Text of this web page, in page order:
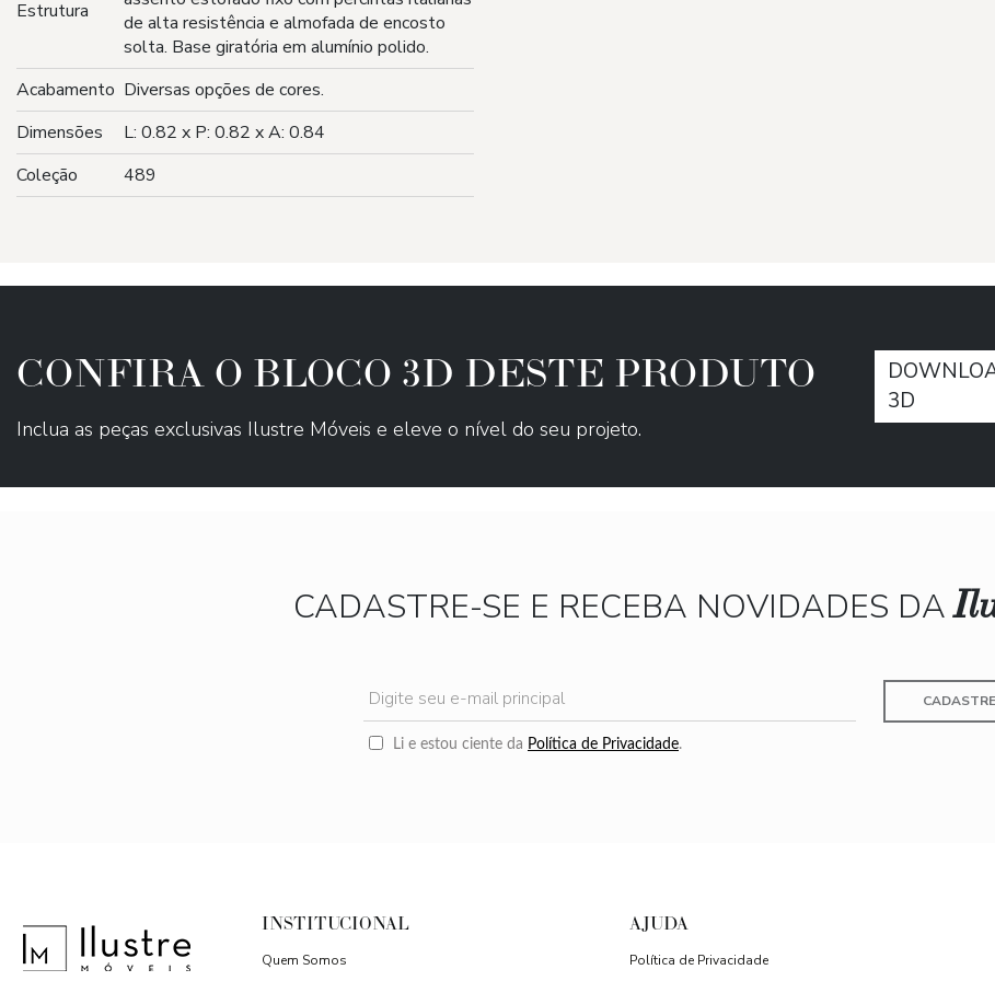
Estrutura
de alta resistência e almofada de encosto
solta. Base giratória em alumínio polido.
Acabamento Diversas opções de cores.
Dimensões
L: 0.82 x P: 0.82 x A: 0.84
Coleção
489
CONFIRA O BLOCO 3D DESTE PRODUTO
Inclua as peças exclusivas Ilustre Móveis e eleve o nível do seu projeto.
3D
CADASTRE-SE E RECEBA NOVIDADES DA
Li e estou ciente da Política de Privacidade.
INSTITUCIONAL
Quem Somos
AJUDA
Política de Privacidade